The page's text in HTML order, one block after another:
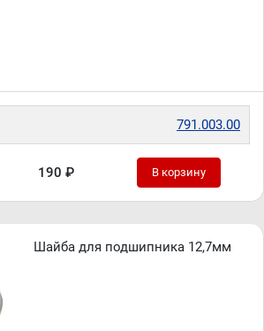
791.003.00
190 ₽ В корзину
Шайба для подшипника 12,7мм